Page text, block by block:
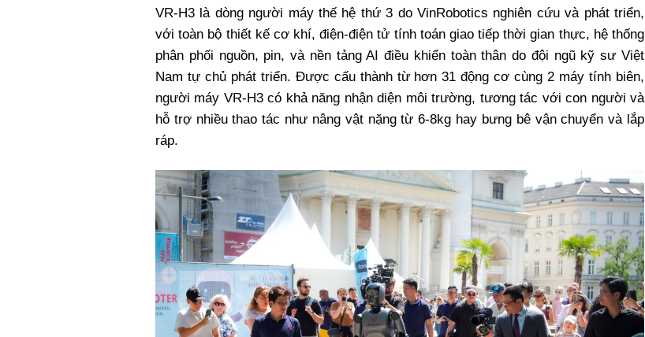
VR-H3 là dòng người máy thế hệ thứ 3 do VinRobotics nghiên cứu và phát triển,
với toàn bộ thiết kế cơ khí, điện-điện tử tính toán giao tiếp thời gian thực, hệ thống
phân phối nguồn, pin, và nền tảng AI điều khiển toàn thân do đội ngũ kỹ sư Việt
Nam tự chủ phát triển. Được cấu thành từ hơn 31 động cơ cùng 2 máy tính biên,
người máy VR-H3 có khả năng nhận diện môi trường, tương tác với con người và
hỗ trợ nhiều thao tác như nâng vật nặng từ 6-8kg hay bưng bê vận chuyển và lắp
ráp.